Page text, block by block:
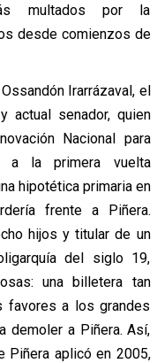
multados por la
desde comienzos de
Irarrázaval, el
actual senador, quien
Nacional para
a la primera vuelta
hipotética primaria en
frente a Piñera.
hijos y titular de un
del siglo 19,
una billetera tan
favores a los grandes
demoler a Piñera. Así,
Piñera aplicó en 2005,